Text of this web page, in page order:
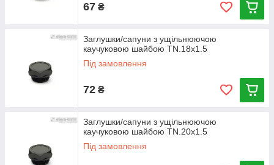
67 ₴
Заглушки/сапуни з ущільнюючою
каучуковою шайбою TN.18x1.5
Під замовлення
72 ₴
Заглушки/сапуни з ущільнюючою
каучуковою шайбою TN.20x1.5
Під замовлення